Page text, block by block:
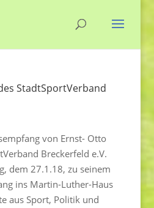
StadtSportVerband
von Ernst- Otto
Breckerfeld e.V.
dem 27.1.18, zu seinem
ins Martin-Luther-Haus
aus Sport, Politik und